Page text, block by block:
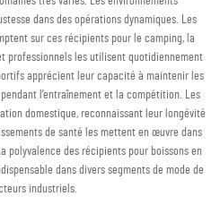
dans des opérations dynamiques. Les
sur ces récipients pour le camping, la
professionnels les utilisent quotidiennement
apprécient leur capacité à maintenir les
l’entraînement et la compétition. Les
domestique, reconnaissant leur longévité
de santé les mettent en œuvre dans
polyvalence des récipients pour boissons en
dans divers segments de mode de
industriels.